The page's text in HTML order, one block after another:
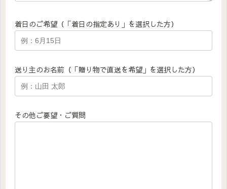
着日のご希望（「着日の指定あり」を選択した方）
送り主のお名前（「贈り物で直送を希望」を選択した方）
その他ご要望・ご質問